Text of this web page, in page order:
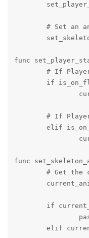
func
func